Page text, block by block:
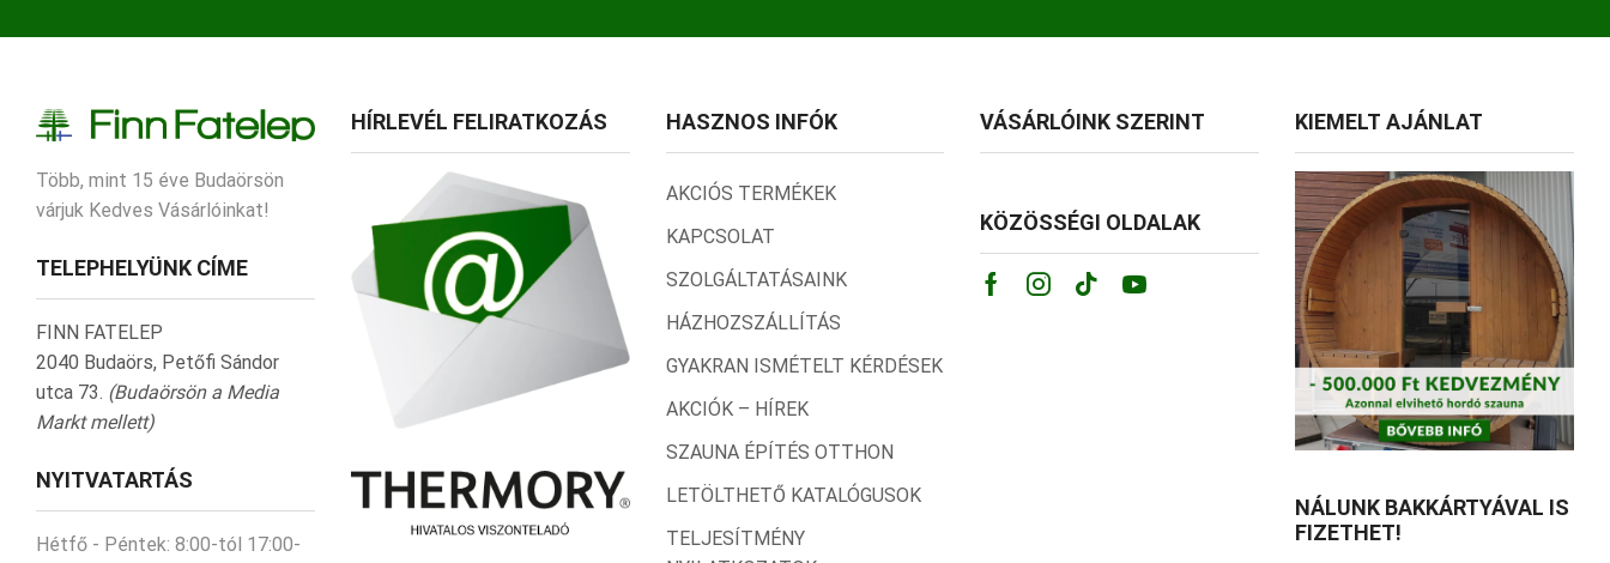
Több, mint 15 éve Budaörsön
várjuk Kedves Vásárlóinkat!
TELEPHELYÜNK CÍME
FINN FATELEP
2040 Budaörs, Petőfi Sándor
utca 73. (Budaörsön a Media
Markt mellett)
NYITVATARTÁS
Hétfő - Péntek: 8:00-tól 17:00-
HÍRLEVÉL FELIRATKOZÁS HASZNOS INFÓK
AKCIÓS TERMÉKEK
KAPCSOLAT
SZOLGÁLTATÁSAINK
HÁZHOZSZÁLLÍTÁS
GYAKRAN ISMÉTELT KÉRDÉSEK
AKCIÓK – HÍREK
SZAUNA ÉPÍTÉS OTTHON
LETÖLTHETŐ KATALÓGUSOK
TELJESÍTMÉNY
VÁSÁRLÓINK SZERINT
KÖZÖSSÉGI OLDALAK
Facebook
Instagram
Tik- Youtube
KIEMELT AJÁNLAT
NÁLUNK BAKKÁRTYÁVAL IS
FIZETHET!